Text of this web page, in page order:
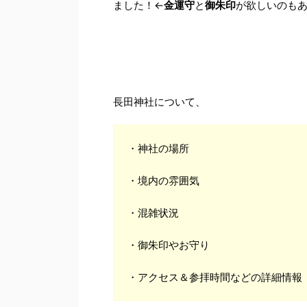
ました！←金運守と御朱印が欲しいのも
長田神社について、
・神社の場所
・境内の雰囲気
・混雑状況
・御朱印やお守り
・アクセス＆参拝時間などの詳細情報